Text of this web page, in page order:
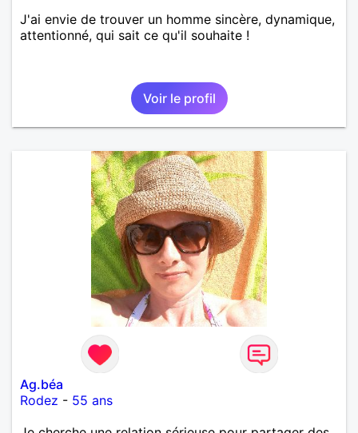
J'ai envie de trouver un homme sincère, dynamique,
attentionné, qui sait ce qu'il souhaite !
Voir le profil
Ag.béa
Rodez - 55 ans